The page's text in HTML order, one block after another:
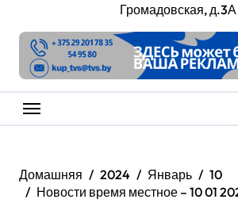
Громадовская, д.3А
Домашняя 2024 Январь
10
Новости время местное – 10 01